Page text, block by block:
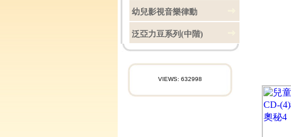
幼兒影視音樂律動
泛亞力豆系列(中階)
VIEWS: 632998